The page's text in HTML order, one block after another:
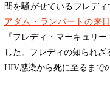
間を騒がせているフレディ
アダム・ランバートの来
『フレディ・マーキュリ
した。フレディの知られざ
HIV感染から死に至るまで